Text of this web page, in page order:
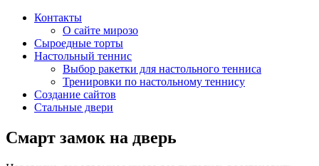
Контакты
О сайте мирозо
Сыроедные торты
Настольный теннис
Выбор ракетки для настольного тенниса
Тренировки по настольному теннису
Создание сайтов
Стальные двери
Смарт замок на дверь